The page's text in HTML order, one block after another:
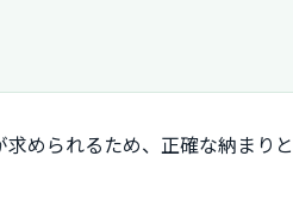
められるため、正確な納まり